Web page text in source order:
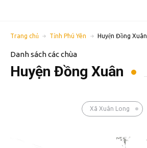
Trang chủ Tỉnh Phú Yên Huyện Đồng Xuân
Danh sách các chùa
Huyện Đồng Xuân
Xã Xuân Long